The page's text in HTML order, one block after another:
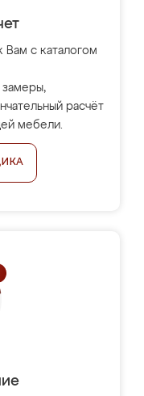
с каталогом
расчёт
мебели.